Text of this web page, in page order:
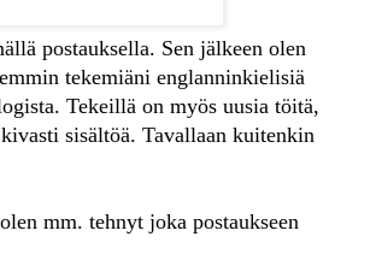
postauksella. Sen jälkeen olen
tekemiäni englanninkielisiä
Tekeillä on myös uusia töitä,
sisältöä. Tavallaan kuitenkin
mm. tehnyt joka postaukseen